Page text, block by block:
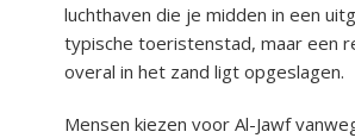
luchthaven die je midden in een
typische toeristenstad, maar een
overal in het zand ligt opgeslagen.
Mensen kiezen voor Al-Jawf